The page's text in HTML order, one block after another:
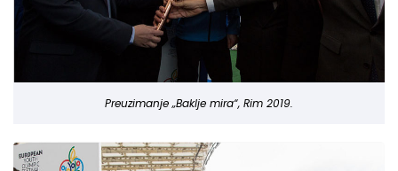
Preuzimanje „Baklje mira“, Rim 2019.